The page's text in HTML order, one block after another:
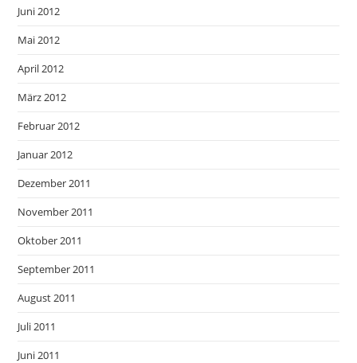
Juni 2012
Mai 2012
April 2012
März 2012
Februar 2012
Januar 2012
Dezember 2011
November 2011
Oktober 2011
September 2011
August 2011
Juli 2011
Juni 2011